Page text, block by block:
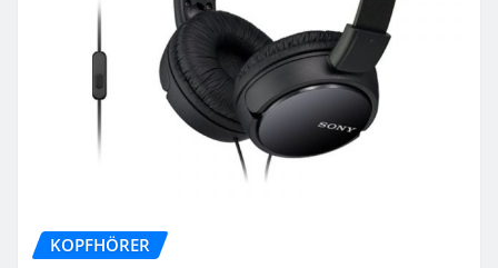
KOPFHÖRER